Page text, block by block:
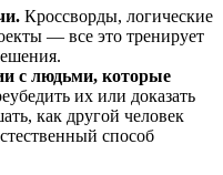
Кроссворды, логические
— все это тренирует
с людьми, которые
их или доказать
как другой человек
способ